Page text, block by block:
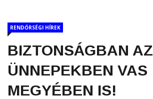
RENDŐRSÉGI HÍREK
BIZTONSÁGBAN AZ
ÜNNEPEKBEN VAS
MEGYÉBEN IS!